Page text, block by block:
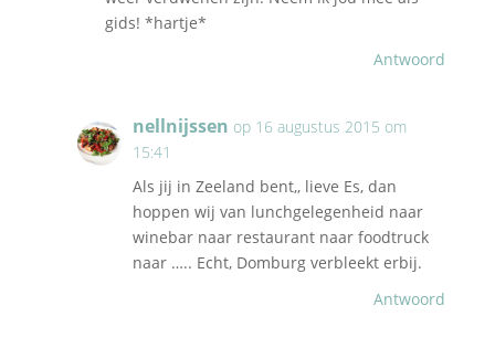
gids! *hartje*
Antwoord
nellnijssen op 16 augustus 2015 om
15:41
Als jij in Zeeland bent,, lieve Es, dan
hoppen wij van lunchgelegenheid naar
winebar naar restaurant naar foodtruck
naar ….. Echt, Domburg verbleekt erbij.
Antwoord